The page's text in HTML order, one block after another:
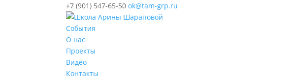
+7 (901) 547-65-50 ok@tam-grp.ru
События
О нас
Проекты
Видео
Контакты